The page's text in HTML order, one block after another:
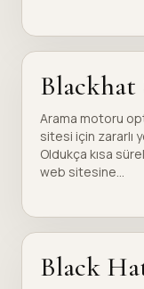
Blackhat
Arama motoru
sitesi için zararlı
Oldukça kısa
web sitesine...
Black